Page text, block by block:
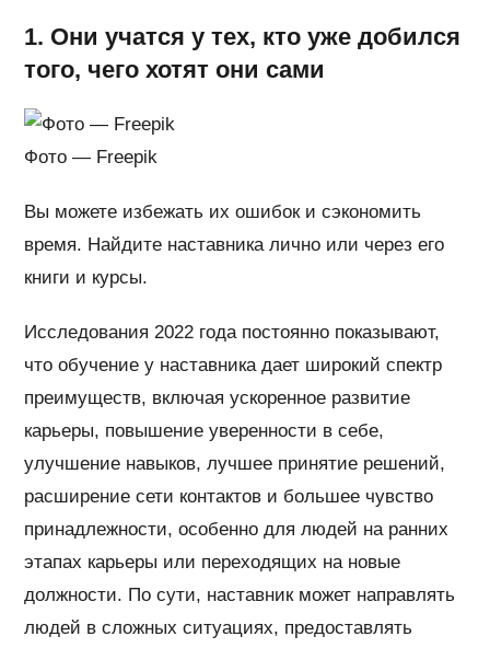
1. Они учатся у тех, кто уже добился
того, чего хотят они сами
Фото — Freepik
Вы можете избежать их ошибок и сэкономить
время. Найдите наставника лично или через его
книги и курсы.
Исследования 2022 года постоянно показывают,
что обучение у наставника дает широкий спектр
преимуществ, включая ускоренное развитие
карьеры, повышение уверенности в себе,
улучшение навыков, лучшее принятие решений,
расширение сети контактов и большее чувство
принадлежности, особенно для людей на ранних
этапах карьеры или переходящих на новые
должности. По сути, наставник может направлять
людей в сложных ситуациях, предоставлять